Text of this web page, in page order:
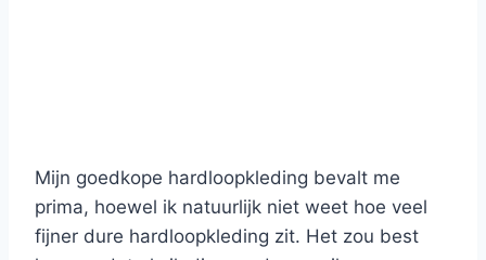
Mijn goedkope hardloopkleding bevalt me
prima, hoewel ik natuurlijk niet weet hoe veel
fijner dure hardloopkleding zit. Het zou best